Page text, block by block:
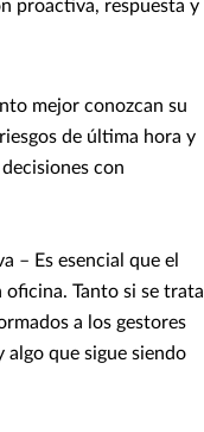
proactiva, respuesta y
mejor conozcan su
de última hora y
con
– Es esencial que el
Tanto si se trata
a los gestores
que sigue siendo